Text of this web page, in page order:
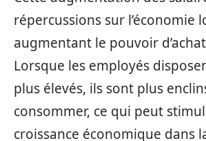
répercussions sur l’économie
augmentant le pouvoir
Lorsque les employés
plus élevés, ils sont plus
consommer, ce qui peut
croissance économique dans